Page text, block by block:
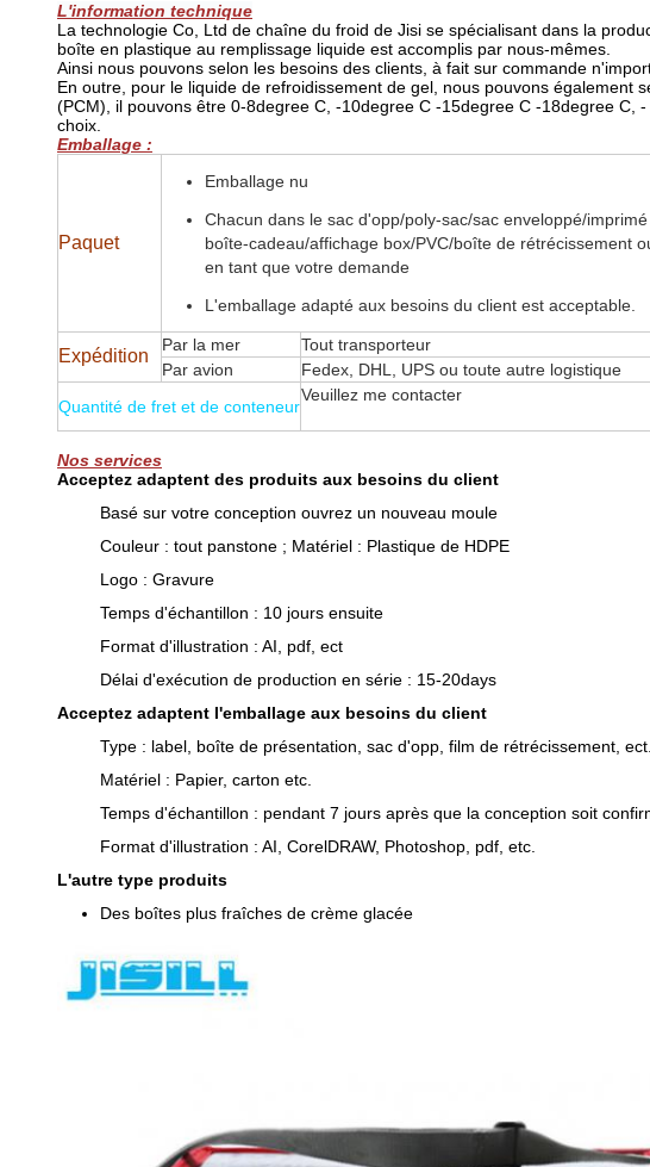
L'information technique
La technologie Co, Ltd de chaîne du froid de Jisi se spécialisant dans la
boîte en plastique au remplissage liquide est accomplis par nous-mêmes.
Ainsi nous pouvons selon les besoins des clients, à fait sur commande
En outre, pour le liquide de refroidissement de gel, nous pouvons
(PCM), il pouvons être 0-8degree C, -10degree C -15degree C -18degree
choix.
Emballage :
Paquet
Emballage nu
Chacun dans le sac d'opp/poly-sac/sac enveloppé/
boîte-cadeau/affichage box/PVC/boîte de rétrécissement
en tant que votre demande
L'emballage adapté aux besoins du client est acceptable.
Expédition
Par la mer
Tout transporteur
Par avion
Fedex, DHL, UPS ou toute autre logistique
Quantité de fret et de conteneur
Veuillez me contacter
Nos services
Acceptez adaptent des produits aux besoins du client
Basé sur votre conception ouvrez un nouveau moule
Couleur : tout panstone ; Matériel : Plastique de HDPE
Logo : Gravure
Temps d'échantillon : 10 jours ensuite
Format d'illustration : AI, pdf, ect
Délai d'exécution de production en série : 15-20days
Acceptez adaptent l'emballage aux besoins du client
Type : label, boîte de présentation, sac d'opp, film de rétrécissement, ect.
Matériel : Papier, carton etc.
Temps d'échantillon : pendant 7 jours après que la conception soit
Format d'illustration : AI, CorelDRAW, Photoshop, pdf, etc.
L'autre type produits
Des boîtes plus fraîches de crème glacée